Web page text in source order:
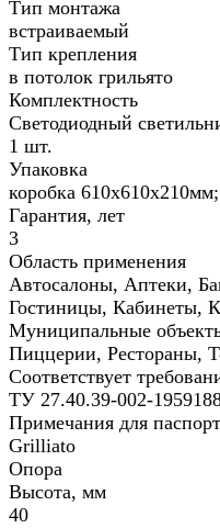
Тип монтажа
встраиваемый
Тип крепления
в потолок грильято
Комплектность
Светодиодный
1 шт.
Упаковка
коробка
Гарантия, лет
3
Область применения
Автосалоны, Аптеки,
Гостиницы, Кабинеты,
Муниципальные
Пиццерии, Рестораны,
Соответствует
ТУ 27.40.39-002-
Примечания для
Grilliato
Опора
Высота, мм
40